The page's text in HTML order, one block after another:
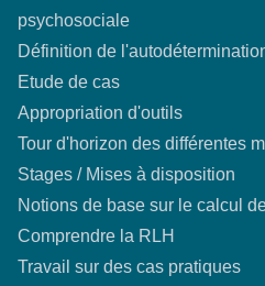
psychosociale
Définition de
Etude de cas
Appropriation d'outils
Tour d'horizon des différentes
Stages / Mises à disposition
Notions de base sur le calcul
Comprendre la RLH
Travail sur des cas pratiques